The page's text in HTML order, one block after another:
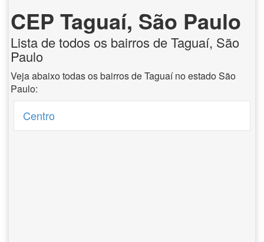
CEP Taguaí, São Paulo
Lista de todos os bairros de Taguaí, São
Paulo
Veja abaixo todas os bairros de Taguaí no estado São
Paulo:
Centro